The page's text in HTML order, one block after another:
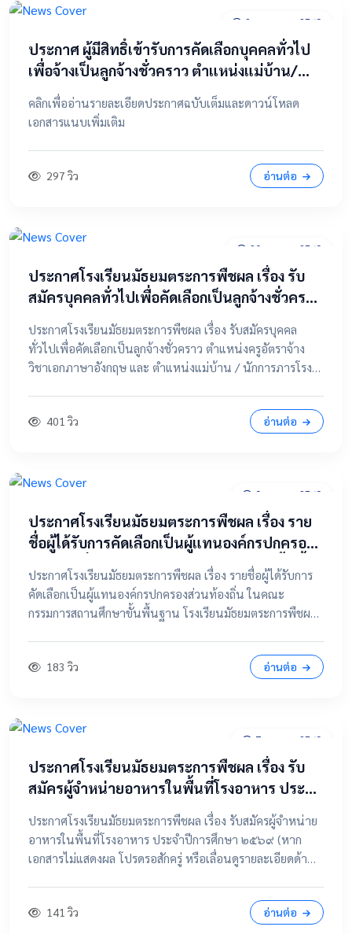
2 พฤษภาคม 2569
​ประกาศ ผู้มีสิทธิ์เข้ารับการคัดเลือกบุคคลทั่วไป
เพื่อจ้างเป็นลูกจ้างชั่วคราว ตำแหน่งแม่บ้าน/
นักการภารโรง
คลิกเพื่ออ่านรายละเอียดประกาศฉบับเต็มและดาวน์โหลด
เอกสารแนบเพิ่มเติม
297 วิว อ่านต่อ
20 เมษายน 2569
ประกาศโรงเรียนมัธยมตระการพืชผล เรื่อง รับ
สมัครบุคคลทั่วไปเพื่อคัดเลือกเป็นลูกจ้างชั่วคราว
ตำแหน่งแม่บ้าน / นักการภารโรง
ประกาศโรงเรียนมัธยมตระการพืชผล เรื่อง รับสมัครบุคคล
ทั่วไปเพื่อคัดเลือกเป็นลูกจ้างชั่วคราว ตำแหน่งครูอัตราจ้าง
วิชาเอกภาษาอังกฤษ และ ตำแหน่งแม่บ้าน / นักการภารโรง
401 วิว อ่านต่อ
9 เมษายน 2569
ประกาศโรงเรียนมัธยมตระการพืชผล เรื่อง ราย
ชื่อผู้ได้รับการคัดเลือกเป็นผู้แทนองค์กรปกครอง
ส่วนท้องถิ่น ในคณะกรรมการสถานศึกษาขั้นพื้น
ฐาน
ประกาศโรงเรียนมัธยมตระการพืชผล เรื่อง รายชื่อผู้ได้รับการ
คัดเลือกเป็นผู้แทนองค์กรปกครองส่วนท้องถิ่น ในคณะ
กรรมการสถานศึกษาขั้นพื้นฐาน โรงเรียนมัธยมตระการพืชผล
เต็ม
183 วิว อ่านต่อ
7 เมษายน 2569
ประกาศโรงเรียนมัธยมตระการพืชผล เรื่อง รับ
สมัครผู้จำหน่ายอาหารในพื้นที่โรงอาหาร ประจำ
ปีการศึกษา ๒๕๖๙
ประกาศโรงเรียนมัธยมตระการพืชผล เรื่อง รับสมัครผู้จำหน่าย
อาหารในพื้นที่โรงอาหาร ประจำปีการศึกษา ๒๕๖๙ (หาก
เอกสารไม่แสดงผล โปรดรอสักครู่ หรือเลื่อนดูรายละเอียดด้าน
เปิดดูไฟล์ต้นฉบับ
141 วิว อ่านต่อ